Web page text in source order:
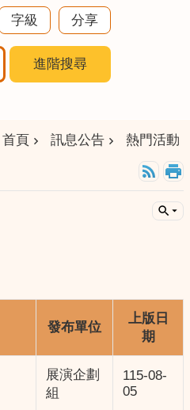
字級 分享
進階搜尋
首頁 訊息公告 熱門活動
發布單位
上版日
期
展演企劃
組
115-08-
05